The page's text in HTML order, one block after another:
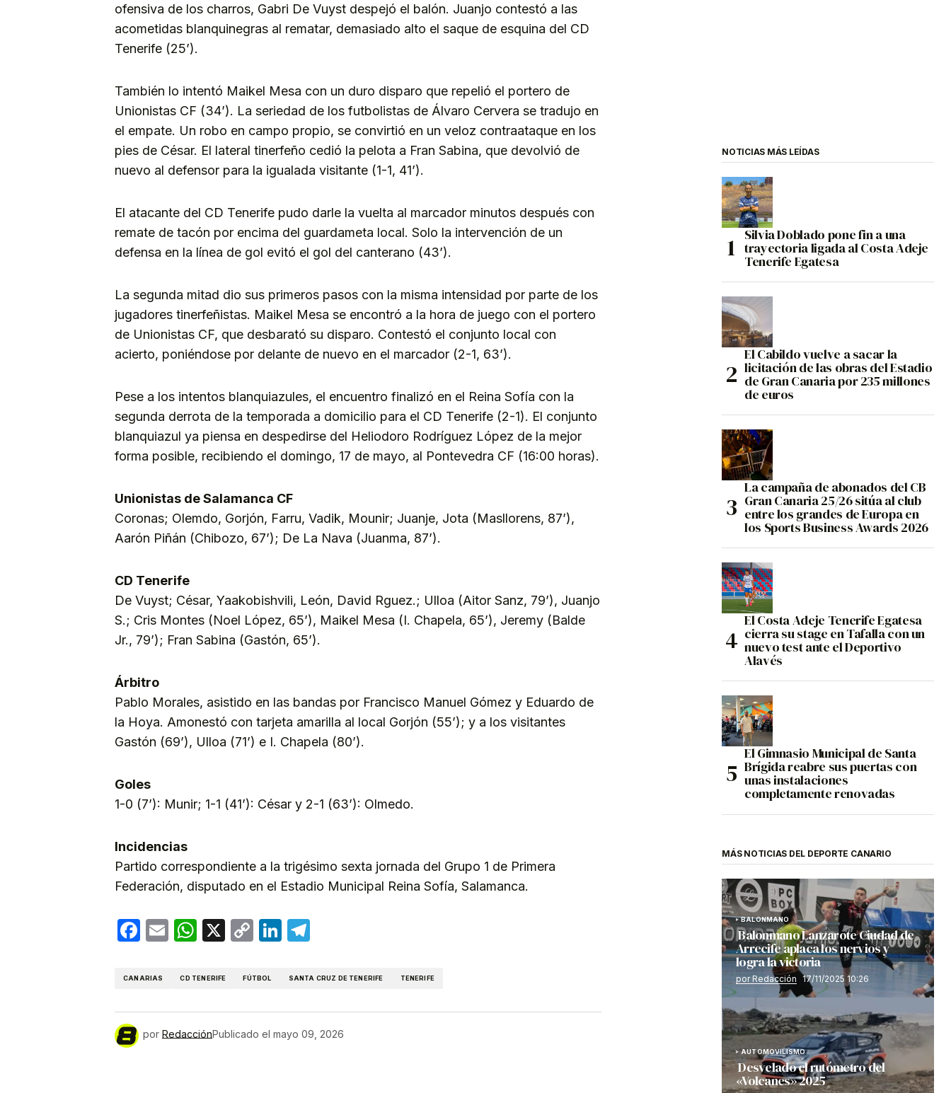
ofensiva de los charros, Gabri De Vuyst despejó el balón. Juanjo contestó a las
acometidas blanquinegras al rematar, demasiado alto el saque de esquina del CD
Tenerife (25’).
También lo intentó Maikel Mesa con un duro disparo que repelió el portero de
Unionistas CF (34’). La seriedad de los futbolistas de Álvaro Cervera se tradujo en
el empate. Un robo en campo propio, se convirtió en un veloz contraataque en los
pies de César. El lateral tinerfeño cedió la pelota a Fran Sabina, que devolvió de
nuevo al defensor para la igualada visitante (1-1, 41’).
El atacante del CD Tenerife pudo darle la vuelta al marcador minutos después con
remate de tacón por encima del guardameta local. Solo la intervención de un
defensa en la línea de gol evitó el gol del canterano (43’).
La segunda mitad dio sus primeros pasos con la misma intensidad por parte de los
jugadores tinerfeñistas. Maikel Mesa se encontró a la hora de juego con el portero
de Unionistas CF, que desbarató su disparo. Contestó el conjunto local con
acierto, poniéndose por delante de nuevo en el marcador (2-1, 63’).
Pese a los intentos blanquiazules, el encuentro finalizó en el Reina Sofía con la
segunda derrota de la temporada a domicilio para el CD Tenerife (2-1). El conjunto
blanquiazul ya piensa en despedirse del Heliodoro Rodríguez López de la mejor
forma posible, recibiendo el domingo, 17 de mayo, al Pontevedra CF (16:00 horas).
Unionistas de Salamanca CF
Coronas; Olemdo, Gorjón, Farru, Vadik, Mounir; Juanje, Jota (Masllorens, 87’),
Aarón Piñán (Chibozo, 67’); De La Nava (Juanma, 87’).
CD Tenerife
De Vuyst; César, Yaakobishvili, León, David Rguez.; Ulloa (Aitor Sanz, 79’), Juanjo
S.; Cris Montes (Noel López, 65’), Maikel Mesa (I. Chapela, 65’), Jeremy (Balde
Jr., 79’); Fran Sabina (Gastón, 65’).
Árbitro
Pablo Morales, asistido en las bandas por Francisco Manuel Gómez y Eduardo de
la Hoya. Amonestó con tarjeta amarilla al local Gorjón (55’); y a los visitantes
Gastón (69’), Ulloa (71’) e I. Chapela (80’).
Goles
1-0 (7’): Munir; 1-1 (41’): César y 2-1 (63’): Olmedo.
Incidencias
Partido correspondiente a la trigésimo sexta jornada del Grupo 1 de Primera
Federación, disputado en el Estadio Municipal Reina Sofía, Salamanca.
Facebook
EmailWhatsApp
X
CopyLinkedIn
CANARIAS CD TENERIFE FÚTBOL SANTA CRUZ DE TENERIFE TENERIFE
por RedacciónPublicado el mayo 09, 2026
NOTICIAS MÁS LEÍDAS
Silvia Doblado pone fin a una
trayectoria ligada al Costa Adeje
Tenerife Egatesa
El Cabildo vuelve a sacar la
licitación de las obras del Estadio
de Gran Canaria por 235 millones
de euros
La campaña de abonados del CB
Gran Canaria 25/26 sitúa al club
entre los grandes de Europa en
los Sports Business Awards 2026
El Costa Adeje Tenerife Egatesa
cierra su stage en Tafalla con un
nuevo test ante el Deportivo
Alavés
El Gimnasio Municipal de Santa
Brígida reabre sus puertas con
unas instalaciones
completamente renovadas
MÁS NOTICIAS DEL DEPORTE CANARIO
BALONMANO
Balonmano Lanzarote Ciudad de
Arrecife aplaca los nervios y
logra la victoria
por Redacción 17/11/2025 10:26
AUTOMOVILISMO
Desvelado el rutómetro del
«Volcanes» 2025